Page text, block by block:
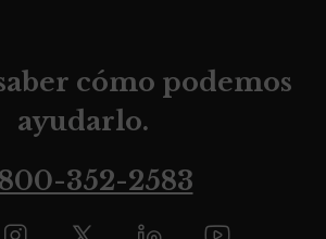
cómo podemos
ayudarlo.
352-2583